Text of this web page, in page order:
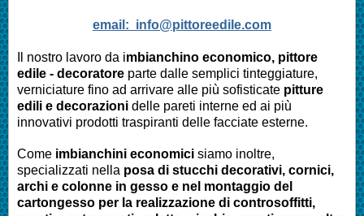
email: info@pittoreedile.com
Il nostro lavoro da imbianchino economico, pittore
edile - decoratore parte dalle semplici tinteggiature,
verniciature fino ad arrivare alle più sofisticate pitture
edili e decorazioni delle pareti interne ed ai più
innovativi prodotti traspiranti delle facciate esterne.
Come imbianchini economici siamo inoltre,
specializzati nella posa di stucchi decorativi, cornici,
archi e colonne in gesso e nel montaggio del
cartongesso per la realizzazione di controsoffitti,